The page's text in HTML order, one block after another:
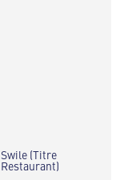
Swile (Titre
Restaurant)